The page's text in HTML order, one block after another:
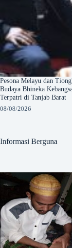
Pesona Melayu dan
Budaya Bhineka
Terpatri di Tanjab Barat
08/08/2026
Informasi Berguna